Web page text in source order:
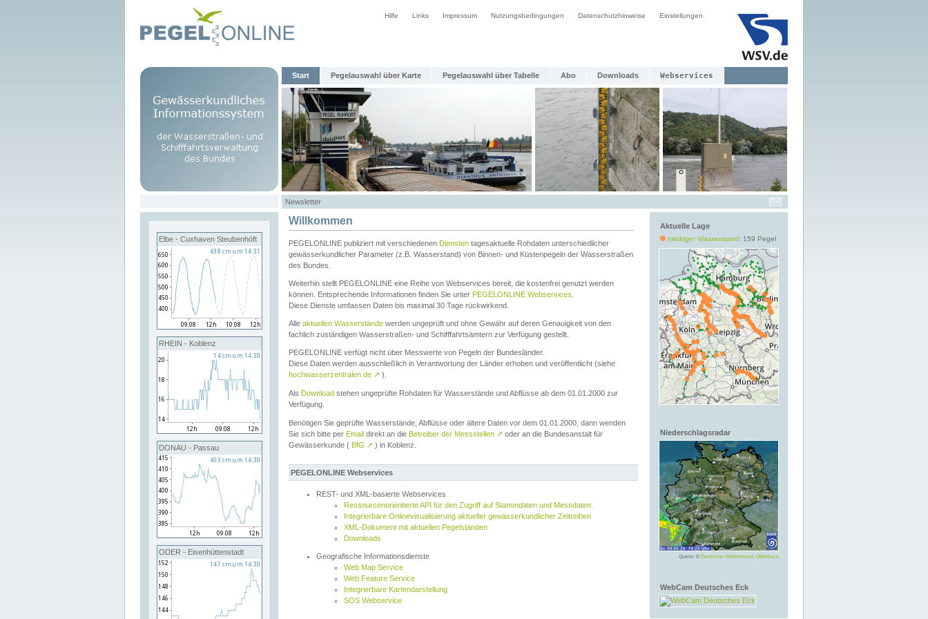
Hilfe Links Impressum Nutzungsbedingungen Datenschutzhinweise Einstellungen
Start Pegelauswahl über Karte Pegelauswahl über Tabelle Abo Downloads Webservices
Newsletter
Elbe - Cuxhaven Steubenhöft
RHEIN - Koblenz
DONAU - Passau
ODER - Eisenhüttenstadt
Aktuelle Lage
niedriger Wasserstand: 159 Pegel
Niederschlagsradar
Quelle: © Deutscher Wetterdienst, Offenbach
WebCam Deutsches Eck
Willkommen
PEGELONLINE publiziert mit verschiedenen Diensten tagesaktuelle Rohdaten unterschiedlicher
gewässerkundlicher Parameter (z.B. Wasserstand) von Binnen- und Küstenpegeln der Wasserstraßen
des Bundes.
Weiterhin stellt PEGELONLINE eine Reihe von Webservices bereit, die kostenfrei genutzt werden
können. Entsprechende Informationen finden Sie unter PEGELONLINE Webservices
Diese Dienste umfassen Daten bis maximal 30 Tage rückwirkend.
Alle aktuellen Wasserstände werden ungeprüft und ohne Gewähr auf deren Genauigkeit von den
fachlich zuständigen Wasserstraßen- und Schifffahrtsämtern zur Verfügung gestellt.
PEGELONLINE verfügt nicht über Messwerte von Pegeln der Bundesländer.
Diese Daten werden ausschließlich in Verantwortung der Länder erhoben und veröffentlicht (siehe
hochwasserzentralen.de ↗ ).
Als Download stehen ungeprüfte Rohdaten für Wasserstände und Abflüsse ab dem 01.01.2000 zur
Verfügung.
Benötigen Sie geprüfte Wasserstände, Abflüsse oder ältere Daten vor dem 01.01.2000, dann wenden
Sie sich bitte per Email direkt an die Betreiber der Messstellen ↗ oder an die Bundesanstalt für
Gewässerkunde ( BfG ↗ ) in Koblenz.
PEGELONLINE Webservices
REST- und XML-basierte Webservices
Ressourcenorientierte API für den Zugriff auf Stammdaten und Messdaten.
Integrierbare Onlinevisualisierung aktueller gewässerkundlicher Zeitreihen
XML-Dokument mit aktuellen Pegelständen
Downloads
Geografische Informationsdienste
Web Map Service
Web Feature Service
Integrierbare Kartendarstellung
SOS Webservice